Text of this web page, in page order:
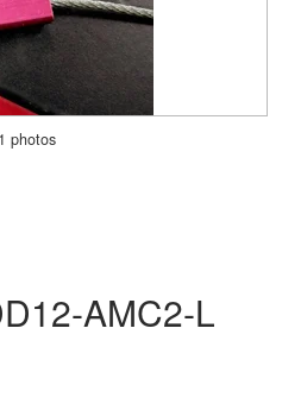
photos
AMC2-L